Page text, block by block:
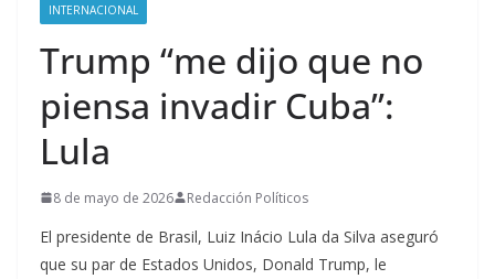
INTERNACIONAL
Trump “me dijo que no
piensa invadir Cuba”:
Lula
8 de mayo de 2026 Redacción Políticos
El presidente de Brasil, Luiz Inácio Lula da Silva aseguró
que su par de Estados Unidos, Donald Trump, le